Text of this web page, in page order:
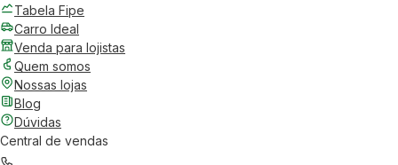
Tabela Fipe
Carro Ideal
Venda para lojistas
Quem somos
Nossas lojas
Blog
Dúvidas
Central de vendas